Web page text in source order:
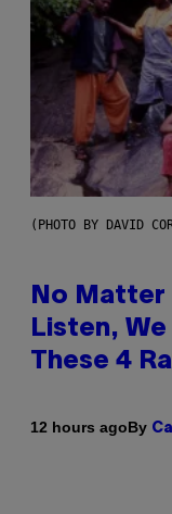
(PHOTO BY DAVID
No Matter
Listen, We
These 4
12 hours agoBy